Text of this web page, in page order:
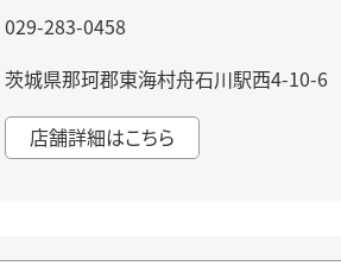
029-283-0458
茨城県那珂郡東海村舟石川駅西4-10-6
店舗詳細はこちら